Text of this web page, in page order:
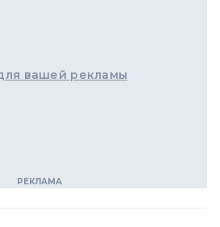
вашей рекламы